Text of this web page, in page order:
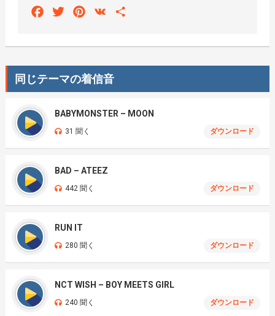
FacebookTwitterPinterest
VK
同じテーマの着信音
BABYMONSTER – MOON
31 聞く ダウンロード
BAD – ATEEZ
442 聞く ダウンロード
RUN IT
280 聞く ダウンロード
NCT WISH – BOY MEETS GIRL
240 聞く ダウンロード